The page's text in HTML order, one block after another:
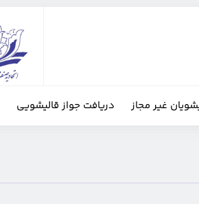
غیر مجاز دریافت جواز قالیشویی